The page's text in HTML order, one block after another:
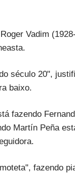
Vadim
século 20",
baixo.
fazendo
Martín Peña
fazendo